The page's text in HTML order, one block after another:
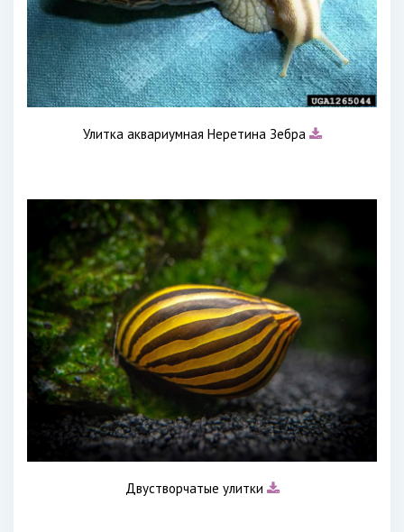
Улитка аквариумная Неретина Зебра
Двустворчатые улитки